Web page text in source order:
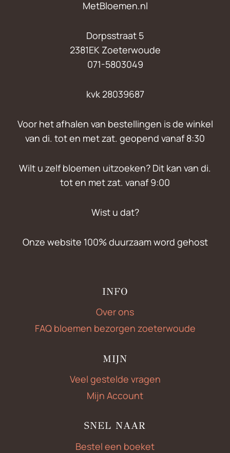
MetBloemen.nl
Dorpsstraat 5
2381EK Zoeterwoude
071-5803049
kvk 28039687
Voor het afhalen van bestellingen is de winkel
van di. tot en met zat. geopend vanaf 8:30
Wilt u zelf bloemen uitzoeken? Dit kan van di.
tot en met zat. vanaf 9:00
Wist u dat?
Onze website 100% duurzaam word gehost
INFO
Over ons
FAQ bloemen bezorgen zoeterwoude
MIJN
Veel gestelde vragen
Mijn Account
SNEL NAAR
Bestel een boeket